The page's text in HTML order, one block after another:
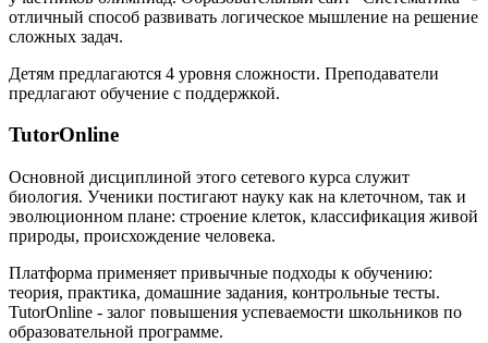
отличный способ развивать логическое мышление на решение
сложных задач.
Детям предлагаются 4 уровня сложности. Преподаватели
предлагают обучение с поддержкой.
TutorOnline
Основной дисциплиной этого сетевого курса служит
биология. Ученики постигают науку как на клеточном, так и
эволюционном плане: строение клеток, классификация живой
природы, происхождение человека.
Платформа применяет привычные подходы к обучению:
теория, практика, домашние задания, контрольные тесты.
TutorOnline - залог повышения успеваемости школьников по
образовательной программе.